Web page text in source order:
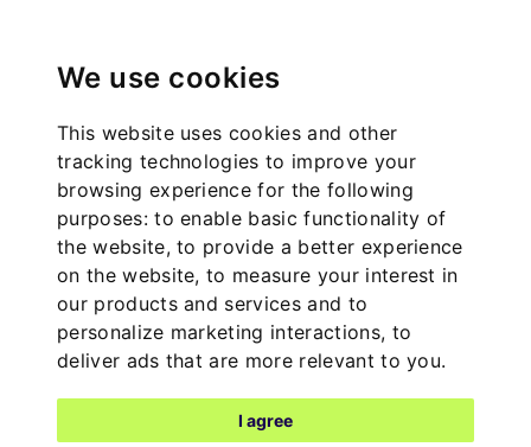
We use cookies
This website uses cookies and other
tracking technologies to improve your
browsing experience for the following
purposes:to enable basic functionality of
the website,to provide a better experience
on the website,to measure your interest in
our products and services and to
personalize marketing interactions, to
deliver ads that are more relevant to you.
I agree